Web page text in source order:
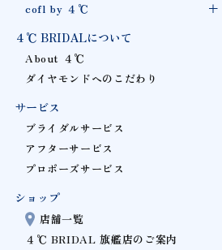
cofl by ４℃
４℃ BRIDALについて
About ４℃
ダイヤモンドへのこだわり
サービス
ブライダルサービス
アフターサービス
プロポーズサービス
ショップ
店舗一覧
４℃ BRIDAL 旗艦店のご案内